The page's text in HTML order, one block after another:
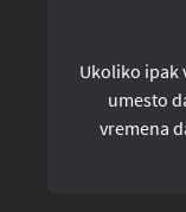
Ukoliko ipak
umesto
vremena